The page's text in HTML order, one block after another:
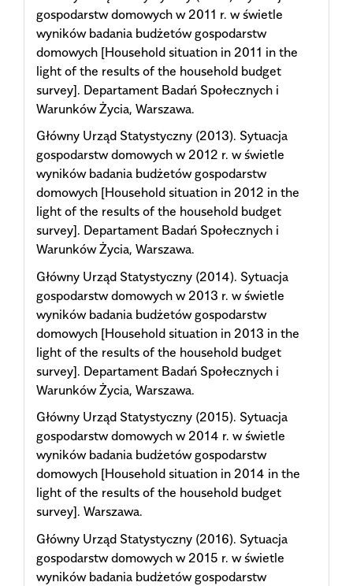
gospodarstw domowych w 2011 r. w świetle
wyników badania budżetów gospodarstw
domowych [Household situation in 2011 in the
light of the results of the household budget
survey]. Departament Badań Społecznych i
Warunków Życia, Warszawa.
Główny Urząd Statystyczny (2013). Sytuacja
gospodarstw domowych w 2012 r. w świetle
wyników badania budżetów gospodarstw
domowych [Household situation in 2012 in the
light of the results of the household budget
survey]. Departament Badań Społecznych i
Warunków Życia, Warszawa.
Główny Urząd Statystyczny (2014). Sytuacja
gospodarstw domowych w 2013 r. w świetle
wyników badania budżetów gospodarstw
domowych [Household situation in 2013 in the
light of the results of the household budget
survey]. Departament Badań Społecznych i
Warunków Życia, Warszawa.
Główny Urząd Statystyczny (2015). Sytuacja
gospodarstw domowych w 2014 r. w świetle
wyników badania budżetów gospodarstw
domowych [Household situation in 2014 in the
light of the results of the household budget
survey]. Warszawa.
Główny Urząd Statystyczny (2016). Sytuacja
gospodarstw domowych w 2015 r. w świetle
wyników badania budżetów gospodarstw